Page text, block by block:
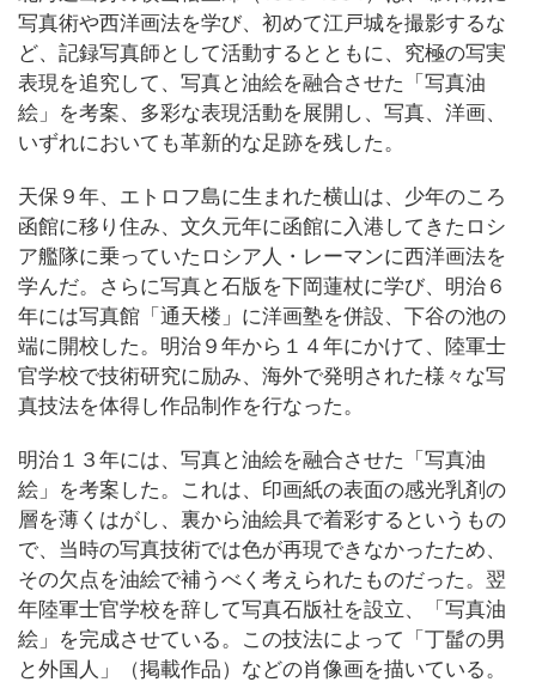
写真術や西洋画法を学び、初めて江戸城を撮影するな
ど、記録写真師として活動するとともに、究極の写実
表現を追究して、写真と油絵を融合させた「写真油
絵」を考案、多彩な表現活動を展開し、写真、洋画、
いずれにおいても革新的な足跡を残した。
天保９年、エトロフ島に生まれた横山は、少年のころ
函館に移り住み、文久元年に函館に入港してきたロシ
ア艦隊に乗っていたロシア人・レーマンに西洋画法を
学んだ。さらに写真と石版を下岡蓮杖に学び、明治６
年には写真館「通天楼」に洋画塾を併設、下谷の池の
端に開校した。明治９年から１４年にかけて、陸軍士
官学校で技術研究に励み、海外で発明された様々な写
真技法を体得し作品制作を行なった。
明治１３年には、写真と油絵を融合させた「写真油
絵」を考案した。これは、印画紙の表面の感光乳剤の
層を薄くはがし、裏から油絵具で着彩するというもの
で、当時の写真技術では色が再現できなかったため、
その欠点を油絵で補うべく考えられたものだった。翌
年陸軍士官学校を辞して写真石版社を設立、「写真油
絵」を完成させている。この技法によって「丁髷の男
と外国人」（掲載作品）などの肖像画を描いている。